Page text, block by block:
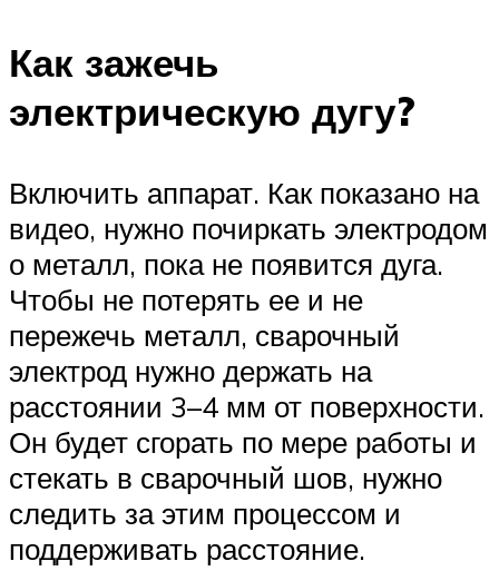
Как зажечь
электрическую дугу?
Включить аппарат. Как показано на
видео, нужно почиркать электродом
о металл, пока не появится дуга.
Чтобы не потерять ее и не
пережечь металл, сварочный
электрод нужно держать на
расстоянии 3–4 мм от поверхности.
Он будет сгорать по мере работы и
стекать в сварочный шов, нужно
следить за этим процессом и
поддерживать расстояние.